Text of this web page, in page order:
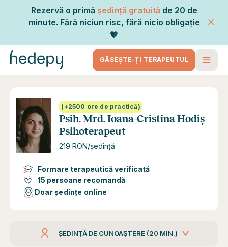
Rezervă o primă ședință gratuită de 20 de
minute. Fără niciun risc, fără nicio obligație
🧡
GĂSEȘTE-ȚI TERAPEUTUL
(+2500 ore de practică)
Psih. Mrd. Ioana-Cristina Hodiș
Psihoterapeut
219 RON/ședință
Formare terapeutică verificată
15 persoane recomandă
Doar ședințe online
ȘEDINȚĂ DE CUNOAȘTERE (20 MIN.)